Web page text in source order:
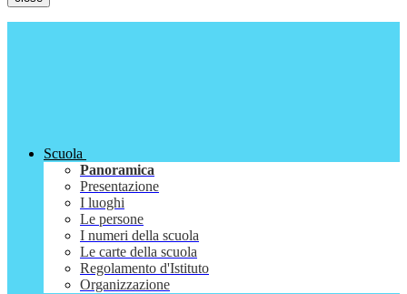
Scuola
Panoramica
Presentazione
I luoghi
Le persone
I numeri della scuola
Le carte della scuola
Regolamento d'Istituto
Organizzazione